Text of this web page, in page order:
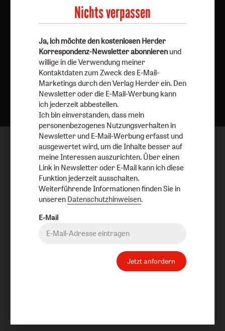
Nach oben
Nichts verpassen
Ja, ich möchte den kostenlosen Herder
Korrespondenz-Newsletter abonnieren und
willige in die Verwendung meiner
Kontaktdaten zum Zweck des E-Mail-
Marketings durch den Verlag Herder ein. Den
Newsletter oder die E-Mail-Werbung kann
ich jederzeit abbestellen.
Ich bin einverstanden, dass mein
personenbezogenes Nutzungsverhalten in
Newsletter und E-Mail-Werbung erfasst und
ausgewertet wird, um die Inhalte besser auf
meine Interessen auszurichten. Über einen
Link in Newsletter oder E-Mail kann ich diese
Funktion jederzeit ausschalten.
Weiterführende Informationen finden Sie in
unseren Datenschutzhinweisen.
E-Mail
Jetzt anfordern